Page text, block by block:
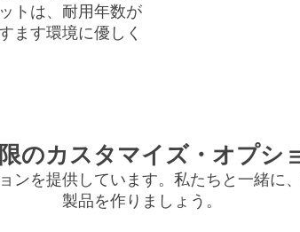
トは、耐用年数が
ます環境に優しく
のカスタマイズ・オプシ
ンを提供しています。私たちと一緒に
製品を作りましょう。